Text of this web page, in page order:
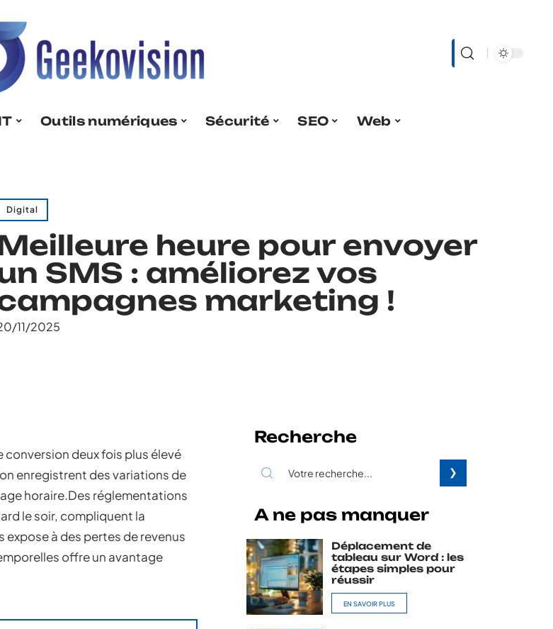
Outils numériques Sécurité SEO Web
Digital
heure pour envoyer
SMS : améliorez vos
marketing !
11/2025
deux fois plus élevé
enregistrent des variations de
horaire.Des réglementations
le soir, compliquent la
à des pertes de revenus
offre un avantage
Recherche
A ne pas manquer
Déplacement de
tableau sur Word : les
étapes simples pour
réussir
EN SAVOIR PLUS